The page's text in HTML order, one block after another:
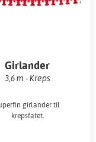
Girlander
3,6 m - Kreps
girlander til
krepsfatet.